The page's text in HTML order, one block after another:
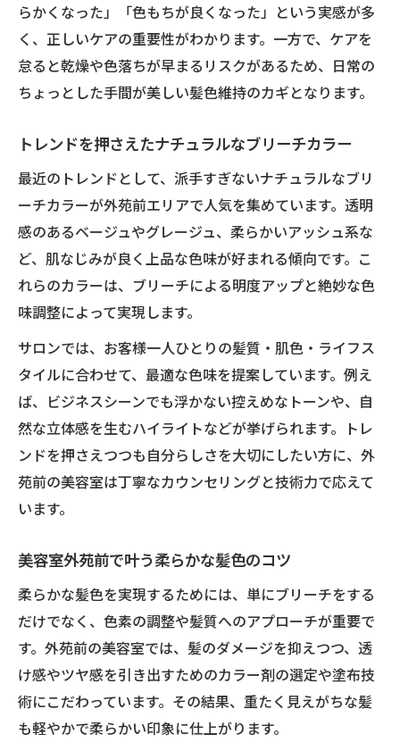
らかくなった」「色もちが良くなった」という実感が多
く、正しいケアの重要性がわかります。一方で、ケアを
怠ると乾燥や色落ちが早まるリスクがあるため、日常の
ちょっとした手間が美しい髪色維持のカギとなります。
トレンドを押さえたナチュラルなブリーチカラー
最近のトレンドとして、派手すぎないナチュラルなブリ
ーチカラーが外苑前エリアで人気を集めています。透明
感のあるベージュやグレージュ、柔らかいアッシュ系な
ど、肌なじみが良く上品な色味が好まれる傾向です。こ
れらのカラーは、ブリーチによる明度アップと絶妙な色
味調整によって実現します。
サロンでは、お客様一人ひとりの髪質・肌色・ライフス
タイルに合わせて、最適な色味を提案しています。例え
ば、ビジネスシーンでも浮かない控えめなトーンや、自
然な立体感を生むハイライトなどが挙げられます。トレ
ンドを押さえつつも自分らしさを大切にしたい方に、外
苑前の美容室は丁寧なカウンセリングと技術力で応えて
います。
美容室外苑前で叶う柔らかな髪色のコツ
柔らかな髪色を実現するためには、単にブリーチをする
だけでなく、色素の調整や髪質へのアプローチが重要で
す。外苑前の美容室では、髪のダメージを抑えつつ、透
け感やツヤ感を引き出すためのカラー剤の選定や塗布技
術にこだわっています。その結果、重たく見えがちな髪
も軽やかで柔らかい印象に仕上がります。